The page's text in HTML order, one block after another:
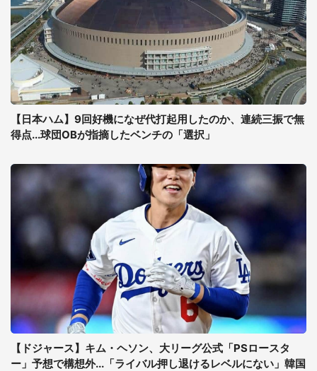
【日本ハム】9回好機になぜ代打起用したのか、連続三振で無
得点...球団OBが指摘したベンチの「選択」
【ドジャース】キム・ヘソン、大リーグ公式「PSロースタ
ー」予想で構想外...「ライバル押し退けるレベルにない」韓国